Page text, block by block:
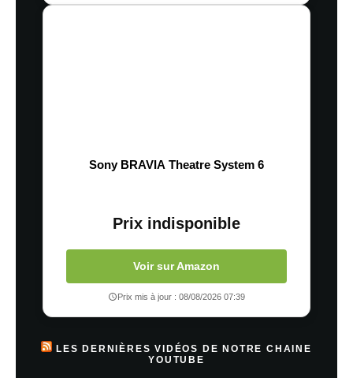
Sony BRAVIA Theatre System 6
Prix indisponible
Voir sur Amazon
Prix mis à jour : 08/08/2026 07:39
LES DERNIÈRES VIDÉOS DE NOTRE CHAINE
YOUTUBE